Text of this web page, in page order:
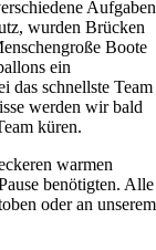
Aufgaben
wurden Brücken
Boote
ein
das schnellste Team
werden wir bald
küren.
warmen
benötigten. Alle
oder an unserem